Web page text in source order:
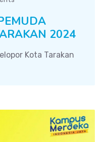
2024
Kota Tarakan